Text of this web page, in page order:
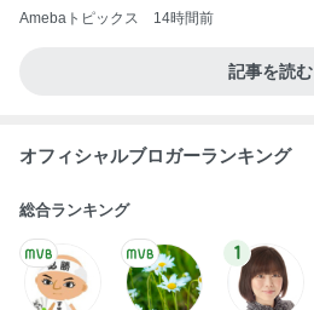
Amebaトピックス 14時間前
記事を読む
オフィシャルブロガーランキング
総合ランキング
1